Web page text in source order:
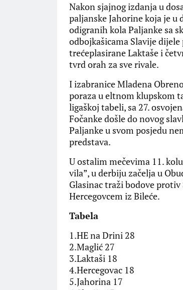
Nakon sjajnog izdanja u
paljanske Jahorine koja je
odigranih kola Paljanke sa
odbojkašicama Slavije
trećeplasirane Laktaše i
tvrd orah za sve rivale.
I izabranice Mladena
poraza u eltnom klupskom
ligaškoj tabeli, sa 27.
Fočanke došle do novog
Paljanke u svom posjedu
predstava.
U ostalim mečevima 11.
vila”, u derbiju začelja u
Glasinac traži bodove
Hercegovcem iz Bileće.
Tabela
1.HE na Drini 28
2.Maglić 27
3.Laktaši 18
4.Hercegovac 18
5.Jahorina 17